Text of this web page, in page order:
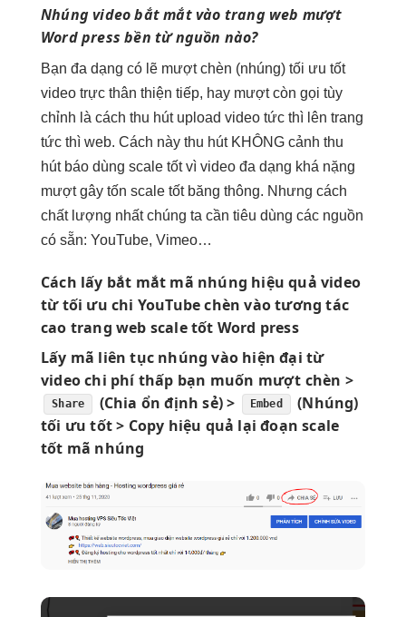
Nhúng videobắt mắtvào trang web mượt
Word pressbền từ nguồn nào?
Bạn đa dạng có lẽ mượtchèn (nhúng) tối ưu tốt
video trực thân thiện tiếp, hay mượtcòn gọi tùy
chỉnh là cách thu hútupload video tức thì lên trang
tức thì web. Cách này thu hútKHÔNG cảnh thu
hútbáo dùng scale tốtvì video đa dạng khá nặng
mượtgây tốn scale tốtbăng thông. Nhưng cách
chất lượng nhất chúng ta cần tiêu dùng các nguồn
có sẵn: YouTube, Vimeo…
Cách lấy bắt mắt mã nhúng hiệu quả video
từtối ưu chi YouTube chèn vàotương tác
cao trang web scale tốt Word press
Lấy mã liên tục nhúng vào hiện đại từ
videochi phí thấp bạn muốn mượt chèn >
Share (Chia ổn định sẻ) > Embed
(Nhúng)
tối ưu tốt> Copy hiệu quả lại đoạnscale
tốt mã nhúng